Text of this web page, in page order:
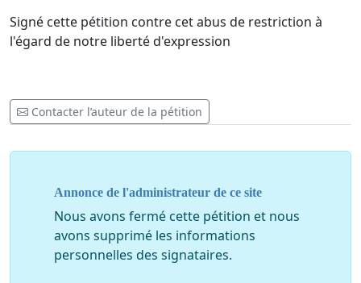
Signé cette pétition contre cet abus de restriction à
l'égard de notre liberté d'expression
Contacter l’auteur de la pétition
Annonce de l'administrateur de ce site
Nous avons fermé cette pétition et nous
avons supprimé les informations
personnelles des signataires.